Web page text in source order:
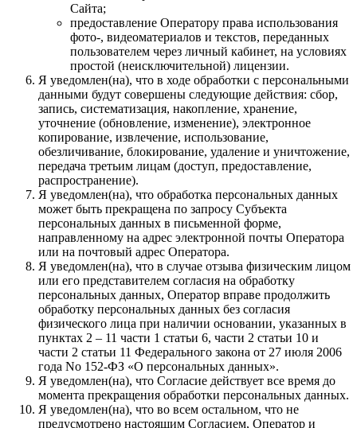
Сайта;
предоставление Оператору права использования
фото-, видеоматериалов и текстов, переданных
пользователем через личный кабинет, на условиях
простой (неисключительной) лицензии.
Я уведомлен(на), что в ходе обработки с персональными
данными будут совершены следующие действия: сбор,
запись, систематизация, накопление, хранение,
уточнение (обновление, изменение), электронное
копирование, извлечение, использование,
обезличивание, блокирование, удаление и уничтожение,
передача третьим лицам (доступ, предоставление,
распространение).
Я уведомлен(на), что обработка персональных данных
может быть прекращена по запросу Субъекта
персональных данных в письменной форме,
направленному на адрес электронной почты Оператора
или на почтовый адрес Оператора.
Я уведомлен(на), что в случае отзыва физическим лицом
или его представителем согласия на обработку
персональных данных, Оператор вправе продолжить
обработку персональных данных без согласия
физического лица при наличии основании, указанных в
пунктах 2 – 11 части 1 статьи 6, части 2 статьи 10 и
части 2 статьи 11 Федерального закона от 27 июля 2006
года No 152-ФЗ «О персональных данных».
Я уведомлен(на), что Согласие действует все время до
момента прекращения обработки персональных данных.
Я уведомлен(на), что во всем остальном, что не
предусмотрено настоящим Согласием, Оператор и